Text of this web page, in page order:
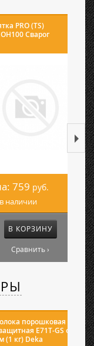
PRO (TS)
Сварог
759 руб.
наличии
В КОРЗИНУ
Сравнить ›
порошковая
E71T-GS ф
(1 кг) Deka